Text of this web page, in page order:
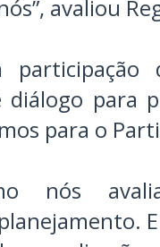
avaliou
diálogo para
para o
nós